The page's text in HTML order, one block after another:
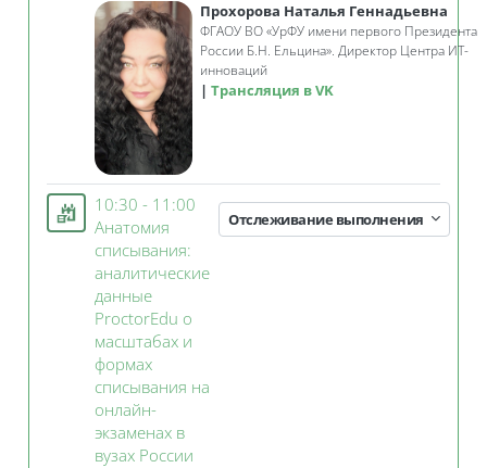
Прохорова Наталья Геннадьевна
ФГАОУ ВО«УрФУ имени первого Президента
России Б.Н. Ельцина». Директор Центра ИТ-
инноваций
Трансляция в VK
10:30 - 11:00
Анатомия
списывания:
аналитические
данные
ProctorEdu о
масштабах и
формах
списывания на
онлайн-
экзаменах в
вузах России
Отслеживание выполнения